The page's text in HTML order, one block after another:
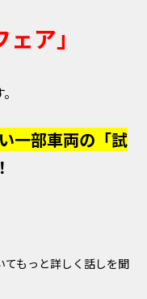
ア」
一部車両の「試
てもっと詳しく話しを聞